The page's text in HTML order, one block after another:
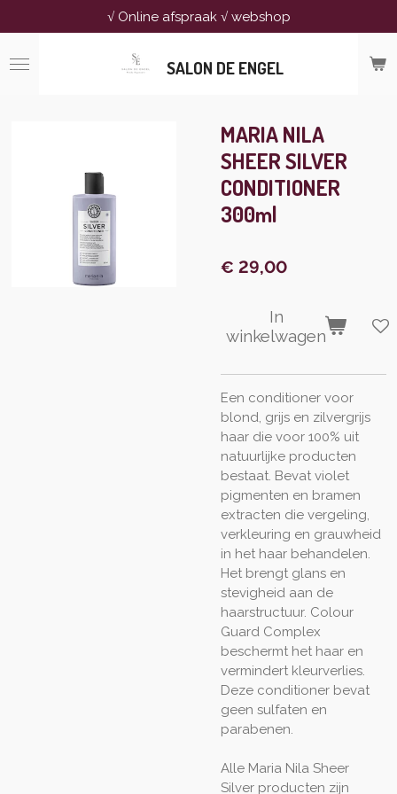
direct
naar
SALON DE ENGEL
√ Online afspraak √ webshop
MARIA NILA
SHEER SILVER
CONDITIONER
300ml
€ 29,00
In
winkelwagen
Een conditioner voor
blond, grijs en zilvergrijs
haar die voor 100% uit
natuurlijke producten
bestaat. Bevat violet
pigmenten en bramen
extracten die vergeling,
verkleuring en grauwheid
in het haar behandelen.
Het brengt glans en
stevigheid aan de
haarstructuur. Colour
Guard Complex
beschermt het haar en
vermindert kleurverlies.
Deze conditioner bevat
geen sulfaten en
parabenen.
Alle Maria Nila Sheer
Silver producten zijn